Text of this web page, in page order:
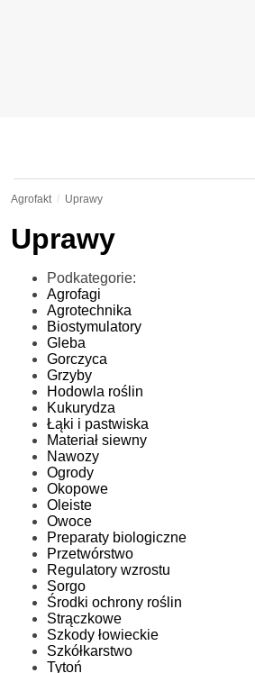
Agrofakt Uprawy
Uprawy
Podkategorie:
Agrofagi
Agrotechnika
Biostymulatory
Gleba
Gorczyca
Grzyby
Hodowla roślin
Kukurydza
Łąki i pastwiska
Materiał siewny
Nawozy
Ogrody
Okopowe
Oleiste
Owoce
Preparaty biologiczne
Przetwórstwo
Regulatory wzrostu
Sorgo
Środki ochrony roślin
Strączkowe
Szkody łowieckie
Szkółkarstwo
Tytoń